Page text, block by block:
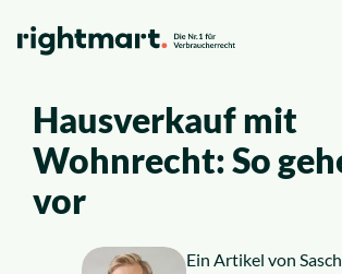
Top-Rechtsgebiete
Arbeitsrecht
Kostenlose Erstberatung
Hausverkauf mit
Wohnrecht: So
vor
Ein Artikel von